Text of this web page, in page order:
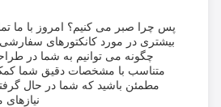
پس چرا صبر می کنیم؟ امروز با ما تماس
بیشتری در مورد کانکتورهای سفارشی ما
چگونه می توانیم به شما در طراحی و
متناسب با مشخصات دقیق شما کمک
مطمئن باشید که شما در حال گرفتن
نیازهای